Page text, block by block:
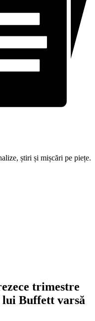
știri și mișcări pe piețe.
trimestre
lui Buffett varsă